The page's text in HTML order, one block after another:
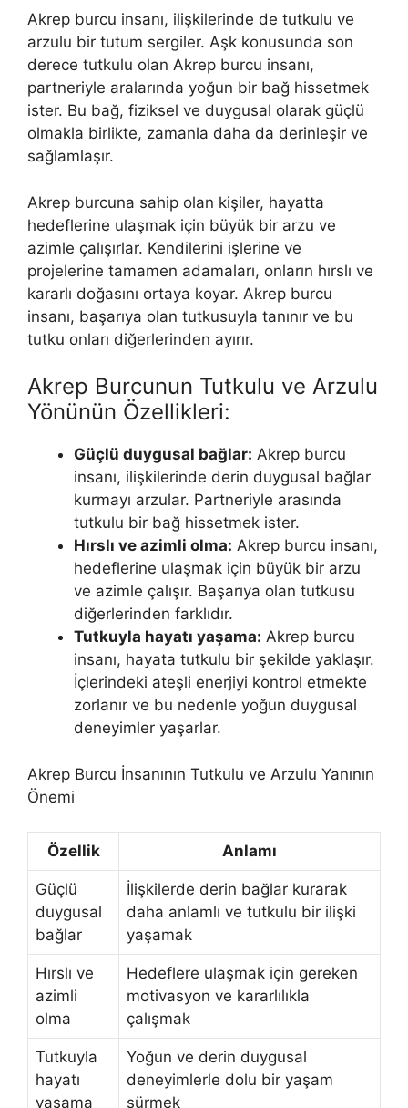
Akrep burcu insanı, ilişkilerinde de tutkulu ve
arzulu bir tutum sergiler. Aşk konusunda son
derece tutkulu olan Akrep burcu insanı,
partneriyle aralarında yoğun bir bağ hissetmek
ister. Bu bağ, fiziksel ve duygusal olarak güçlü
olmakla birlikte, zamanla daha da derinleşir ve
sağlamlaşır.
Akrep burcuna sahip olan kişiler, hayatta
hedeflerine ulaşmak için büyük bir arzu ve
azimle çalışırlar. Kendilerini işlerine ve
projelerine tamamen adamaları, onların hırslı ve
kararlı doğasını ortaya koyar. Akrep burcu
insanı, başarıya olan tutkusuyla tanınır ve bu
tutku onları diğerlerinden ayırır.
Akrep Burcunun Tutkulu ve Arzulu
Yönünün Özellikleri:
Güçlü duygusal bağlar: Akrep burcu
insanı, ilişkilerinde derin duygusal bağlar
kurmayı arzular. Partneriyle arasında
tutkulu bir bağ hissetmek ister.
Hırslı ve azimli olma: Akrep burcu insanı,
hedeflerine ulaşmak için büyük bir arzu
ve azimle çalışır. Başarıya olan tutkusu
diğerlerinden farklıdır.
Tutkuyla hayatı yaşama: Akrep burcu
insanı, hayata tutkulu bir şekilde yaklaşır.
İçlerindeki ateşli enerjiyi kontrol etmekte
zorlanır ve bu nedenle yoğun duygusal
deneyimler yaşarlar.
Akrep Burcu İnsanının Tutkulu ve Arzulu Yanının
Önemi
Özellik Anlamı
Güçlü
duygusal
bağlar
İlişkilerde derin bağlar kurarak
daha anlamlı ve tutkulu bir ilişki
yaşamak
Hırslı ve
azimli
olma
Hedeflere ulaşmak için gereken
motivasyon ve kararlılıkla
çalışmak
Tutkuyla
hayatı
yaşama
Yoğun ve derin duygusal
deneyimlerle dolu bir yaşam
sürmek